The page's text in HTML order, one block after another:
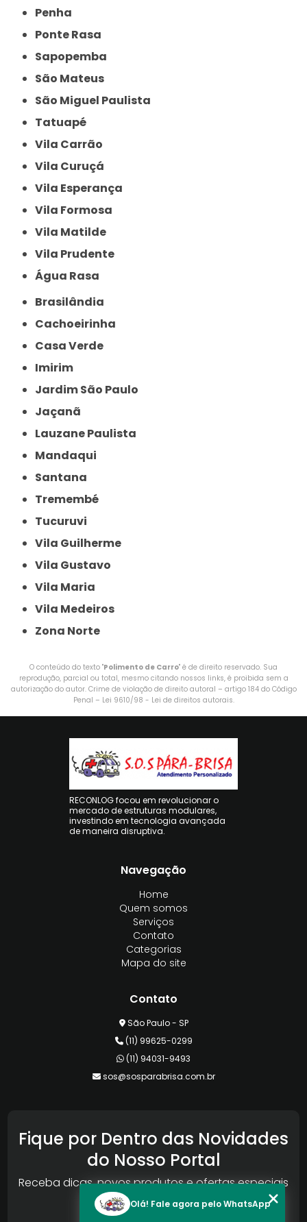
Penha
Ponte Rasa
Sapopemba
São Mateus
São Miguel Paulista
Tatuapé
Vila Carrão
Vila Curuçá
Vila Esperança
Vila Formosa
Vila Matilde
Vila Prudente
Água Rasa
Brasilândia
Cachoeirinha
Casa Verde
Imirim
Jardim São Paulo
Jaçanã
Lauzane Paulista
Mandaqui
Santana
Tremembé
Tucuruvi
Vila Guilherme
Vila Gustavo
Vila Maria
Vila Medeiros
Zona Norte
O conteúdo do texto "Polimento de Carro" é de direito reservado. Sua
reprodução, parcial ou total, mesmo citando nossos links, é proibida sem a
autorização do autor. Crime de violação de direito autoral – artigo 184 do Código
Penal – Lei 9610/98 - Lei de direitos autorais.
RECONLOG focou em revolucionar o
mercado de estruturas modulares,
investindo em tecnologia avançada
de maneira disruptiva.
Navegação
Home
Quem somos
Serviços
Contato
Categorias
Mapa do site
Contato
São Paulo - SP
(11) 99625-0299
(11) 94031-9493
sos@sosparabrisa.com.br
Fique por Dentro das Novidades
do Nosso Portal
Receba dicas, novos produtos e ofertas especiais
da Reconlog
Olá! Fale agora pelo WhatsApp